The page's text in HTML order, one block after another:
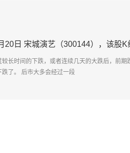
日 宋城演艺（300144），该股K
长时间的下跌，或者连续几天的大跌后，前
了。 后市大多会经过一段